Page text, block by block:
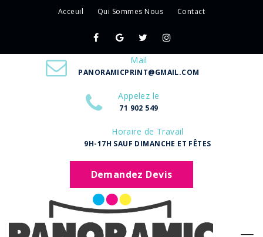
Acceuil Qui Sommes Nous Contact
Mail
PANORAMICPRINT@GMAIL.COM
Appelez le
71 902 549
Horaire de Travail
9H-17H SAUF DIMANCHE ET FÊTES
Demandez Devis